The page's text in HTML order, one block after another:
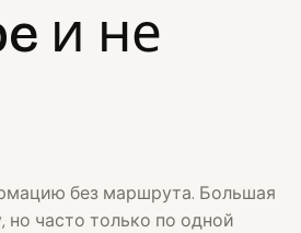
и не
без маршрута. Большая
часто только по одной